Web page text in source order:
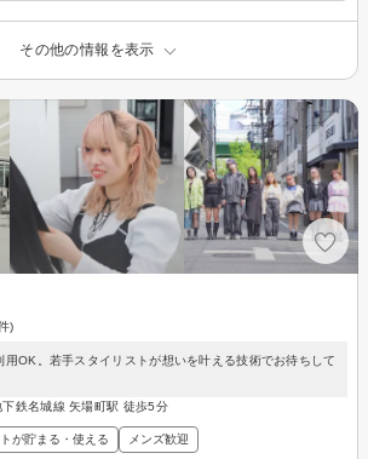
その他の情報を表示
)
用OK。若手スタイリストが想いを叶える技術でお待ちして
鉄名城線 矢場町駅 徒歩5分
が貯まる・使える メンズ歓迎